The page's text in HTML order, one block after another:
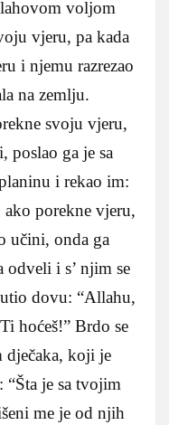
voljom
vjeru, pa kada
i njemu razrezao
na zemlju.
svoju vjeru,
poslao ga je sa
i rekao im:
ako porekne vjeru,
učini, onda ga
odveli i s’ njim se
dovu: “Allahu,
hoćeš!” Brdo se
dječaka, koji je
“Šta je sa tvojim
me je od njih